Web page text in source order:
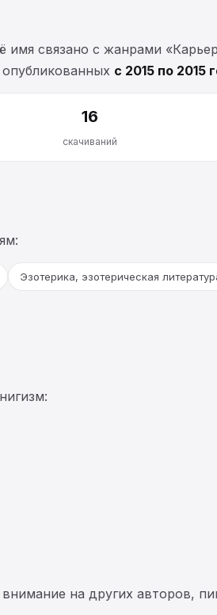
связано с жанрами
опубликованных с 2015 по 2015
16
скачиваний
Эзотерика, эзотерическая
на других авторов,